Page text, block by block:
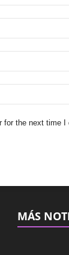
for the next time I
MÁS